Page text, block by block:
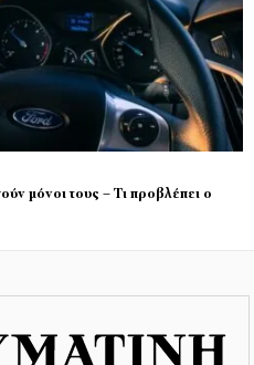
μόνοι τους – Τι προβλέπει ο